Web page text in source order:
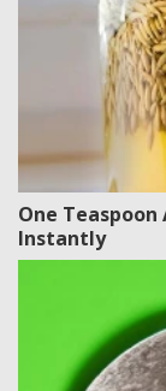
One Teaspoon
Instantly